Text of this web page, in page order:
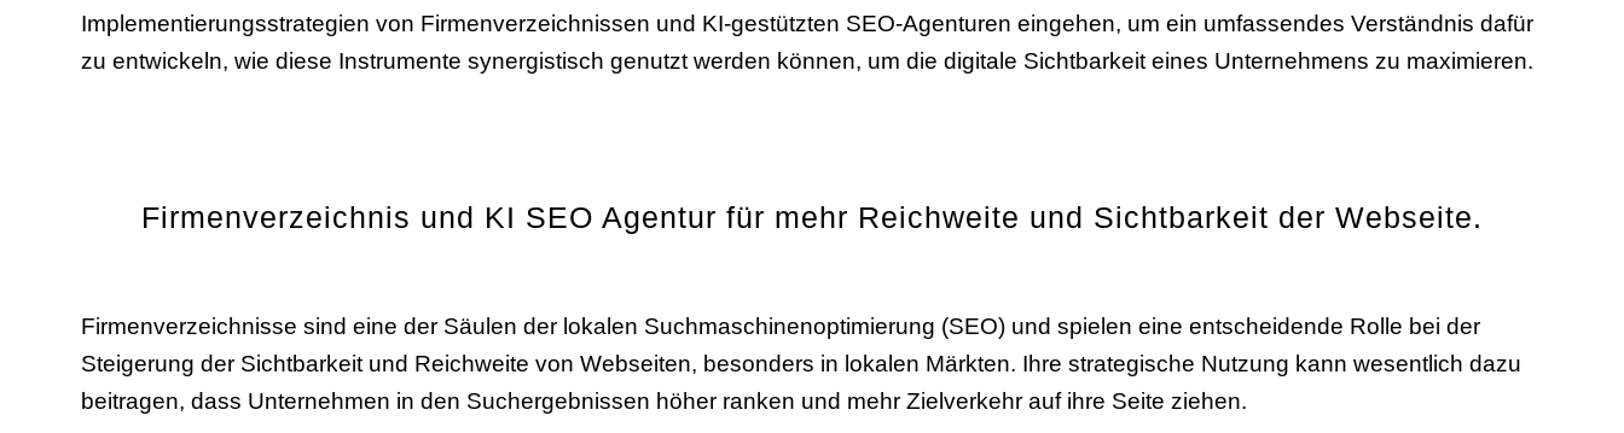
Implementierungsstrategien von Firmenverzeichnissen und KI-gestützten SEO-Agenturen eingehen, um ein umfassendes Verständnis dafür
zu entwickeln, wie diese Instrumente synergistisch genutzt werden können, um die digitale Sichtbarkeit eines Unternehmens zu maximieren.
Firmenverzeichnis und KI SEO Agentur für mehr Reichweite und Sichtbarkeit der Webseite.
Firmenverzeichnisse sind eine der Säulen der lokalen Suchmaschinenoptimierung (SEO) und spielen eine entscheidende Rolle bei der
Steigerung der Sichtbarkeit und Reichweite von Webseiten, besonders in lokalen Märkten. Ihre strategische Nutzung kann wesentlich dazu
beitragen, dass Unternehmen in den Suchergebnissen höher ranken und mehr Zielverkehr auf ihre Seite ziehen.